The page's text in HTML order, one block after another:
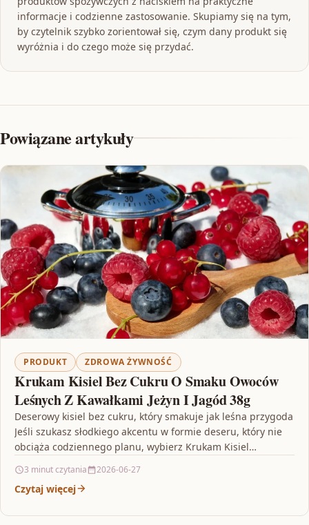
informacje i codzienne zastosowanie. Skupiamy się na tym,
by czytelnik szybko zorientował się, czym dany produkt się
wyróżnia i do czego może się przydać.
Powiązane artykuły
PRODUKT ZDROWA ŻYWNOŚĆ
Krukam Kisiel Bez Cukru O Smaku Owoców
Leśnych Z Kawałkami Jeżyn I Jagód 38g
Deserowy kisiel bez cukru, który smakuje jak leśna przygoda
Jeśli szukasz słodkiego akcentu w formie deseru, który nie
obciąża codziennego planu, wybierz Krukam Kisiel…
3 minut czytania 2026-06-27
Czytaj więcej